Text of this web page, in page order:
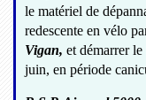
le matériel de
redescente en vélo
Vigan, et démarrer
juin, en période